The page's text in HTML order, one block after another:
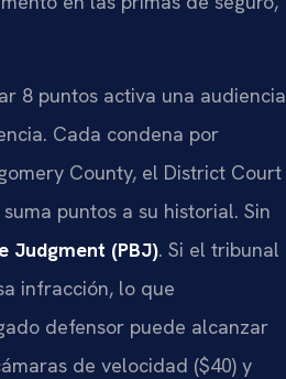
8 puntos activa una audiencia
Cada condena por
County, el District Court
puntos a su historial. Sin
Judgment (PBJ). Si el tribunal
infracción, lo que
defensor puede alcanzar
de velocidad ($40) y